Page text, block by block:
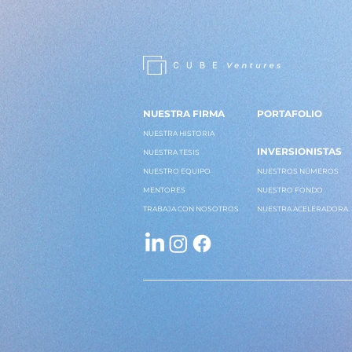
NUESTRA FIRMA PORTAFOLIO
NUESTRA HISTORIA
NUESTRA TESIS
NUESTRO EQUIPO
MENTORES
TRABAJA CON NOSOTROS
INVERSIONISTAS
NUESTROS NÚMEROS
NUESTRO FONDO
NUESTRA ACELERADORA